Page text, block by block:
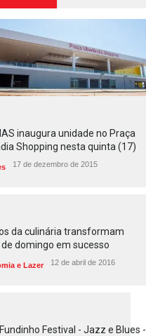
inaugura unidade no Praça
Shopping nesta quinta (17)
17 de dezembro de 2015
da culinária transformam
domingo em sucesso
e Lazer 12 de abril de 2016
Festival - Jazz e Blues -